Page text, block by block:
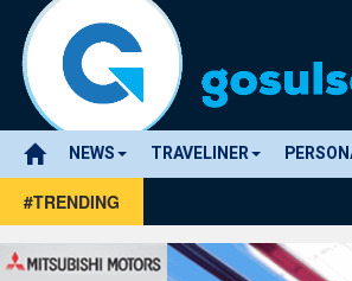
NEWS TRAVELINER
#TRENDING